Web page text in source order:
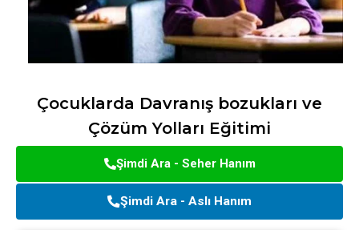
Çocuklarda Davranış bozukları ve
Çözüm Yolları Eğitimi
Şimdi Ara - Seher Hanım
Şimdi Ara - Aslı Hanım